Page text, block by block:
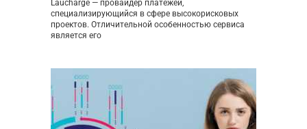
Laucharge — провайдер платежей,
специализирующийся в сфере высокорисковых
проектов. Отличительной особенностью сервиса
является его